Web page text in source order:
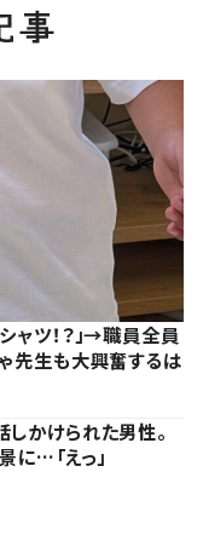
ツ！？」→職員全員
先生も大興奮するは
かけられた男性。
に…「えっ」